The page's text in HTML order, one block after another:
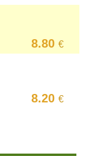
8.80€
8.20€